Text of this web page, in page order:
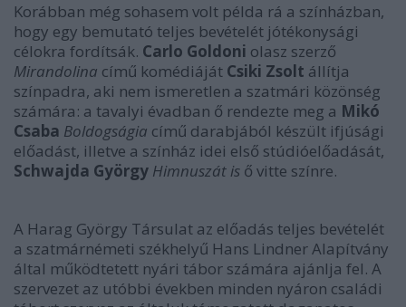
Korábban még sohasem volt példa rá a színházban,
hogy egy bemutató teljes bevételét jótékonysági
célokra fordítsák. Carlo Goldoni olasz szerző
Mirandolina című komédiáját Csiki Zsolt állítja
színpadra, aki nem ismeretlen a szatmári közönség
számára: a tavalyi évadban ő rendezte meg a Mikó
Csaba Boldogságia című darabjából készült ifjúsági
előadást, illetve a színház idei első stúdióelőadását,
Schwajda György Himnuszát is ő vitte színre.
A Harag György Társulat az előadás teljes bevételét
a szatmárnémeti székhelyű Hans Lindner Alapítvány
által működtetett nyári tábor számára ajánlja fel. A
szervezet az utóbbi években minden nyáron családi